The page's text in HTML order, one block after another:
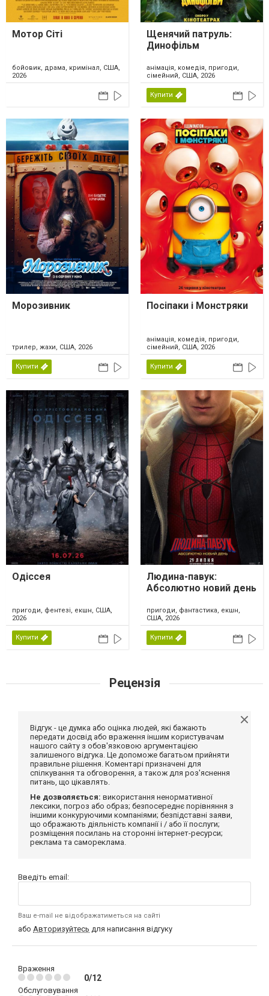
Мотор Сіті
бойовик, драма, кримінал, США,
2026
Щенячий патруль:
Динофільм
анімація, комедія, пригоди,
сімейний, США, 2026
Купити
Морозивник
трилер, жахи, США, 2026
Купити
Посіпаки і Монстряки
анімація, комедія, пригоди,
сімейний, США, 2026
Купити
Одіссея
пригоди, фентезі, екшн, США,
2026
Купити
Людина-павук:
Абсолютно новий день
пригоди, фантастика, екшн,
США, 2026
Купити
Рецензія
Відгук - це думка або оцінка людей, які бажають
передати досвід або враження іншим користувачам
нашого сайту з обов'язковою аргументацією
залишеного відгука. Це допоможе багатьом прийняти
правильне рішення. Коментарі призначені для
спілкування та обговорення, а також для роз'яснення
питань, що цікавлять.
Не дозволяється: використання ненормативної
лексики, погроз або образ; безпосереднє порівняння з
іншими конкуруючими компаніями; безпідставні заяви,
що ображають діяльність компанії і / або її послуги;
розміщення посилань на сторонні інтернет-ресурси;
реклама та самореклама.
Введіть email:
Ваш e-mail не відображатиметься на сайті
або Авторизуйтесь для написання відгуку
Враження
0/12
Обслуговування